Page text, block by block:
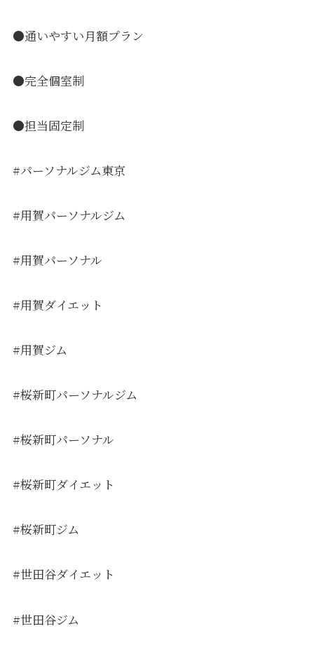
●通いやすい月額プラン
●完全個室制
●担当固定制
#パーソナルジム東京
#用賀パーソナルジム
#用賀パーソナル
#用賀ダイエット
#用賀ジム
#桜新町パーソナルジム
#桜新町パーソナル
#桜新町ダイエット
#桜新町ジム
#世田谷ダイエット
#世田谷ジム